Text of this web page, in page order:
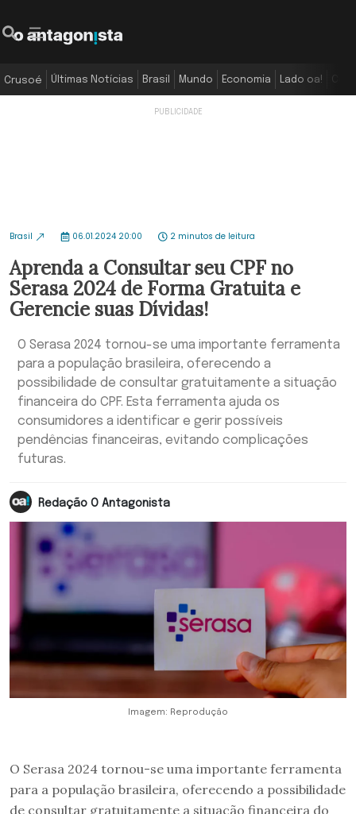
Crusoé Últimas Notícias Brasil Mundo Economia Lado oa!
Brasil 06.01.2024 20:00 2 minutos de leitura
Aprenda a Consultar seu CPF no
Serasa 2024 de Forma Gratuita e
Gerencie suas Dívidas!
O Serasa 2024 tornou-se uma importante ferramenta
para a população brasileira, oferecendo a
possibilidade de consultar gratuitamente a situação
financeira do CPF. Esta ferramenta ajuda os
consumidores a identificar e gerir possíveis
pendências financeiras, evitando complicações
futuras.
Redação O Antagonista
Imagem: Reprodução
O Serasa 2024 tornou-se uma importante ferramenta
para a população brasileira, oferecendo a possibilidade
de consultar gratuitamente a situação financeira do